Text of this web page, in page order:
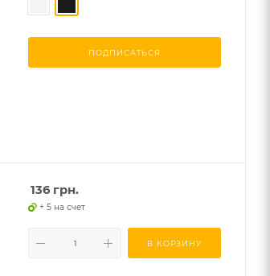
ПОДПИСАТЬСЯ
136 грн.
+ 5 на счет
В КОРЗИНУ